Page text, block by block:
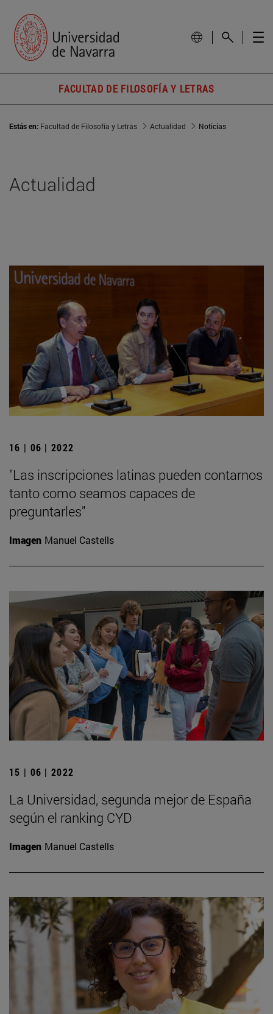
FACULTAD DE FILOSOFÍA Y LETRAS
Estás en: Facultad de Filosofía y Letras Actualidad Noticias
Actualidad
16 | 06 | 2022
"Las inscripciones latinas pueden contarnos
tanto como seamos capaces de
preguntarles"
Imagen Manuel Castells
15 | 06 | 2022
La Universidad, segunda mejor de España
según el ranking CYD
Imagen Manuel Castells